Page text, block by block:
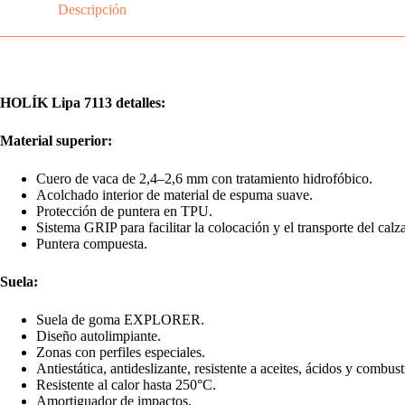
Descripción
HOLÍK Lipa 7113 detalles:
Material superior:
Cuero de vaca de 2,4–2,6 mm con tratamiento hidrofóbico.
Acolchado interior de material de espuma suave.
Protección de puntera en TPU.
Sistema GRIP para facilitar la colocación y el transporte del
Puntera compuesta.
Suela:
Suela de goma EXPLORER.
Diseño autolimpiante.
Zonas con perfiles especiales.
Antiestática, antideslizante, resistente a aceites, ácidos y
Resistente al calor hasta 250°C.
Amortiguador de impactos.